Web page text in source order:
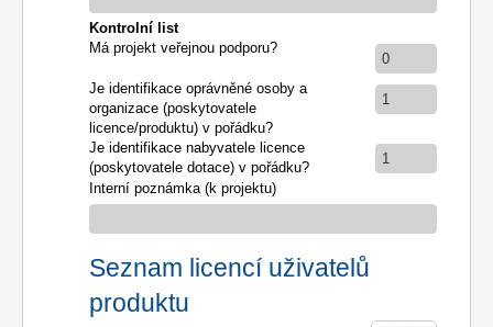
Kontrolní list
Má projekt veřejnou podporu?
0
Je identifikace oprávněné osoby a
organizace (poskytovatele
licence/produktu) v pořádku?
1
Je identifikace nabyvatele licence
(poskytovatele dotace) v pořádku?
1
Interní poznámka (k projektu)
Seznam licencí uživatelů
produktu